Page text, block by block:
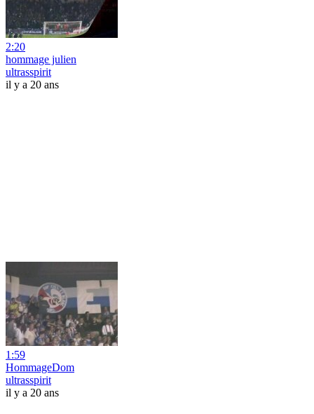
2:20
hommage julien
ultrasspirit
il y a 20 ans
1:59
HommageDom
ultrasspirit
il y a 20 ans